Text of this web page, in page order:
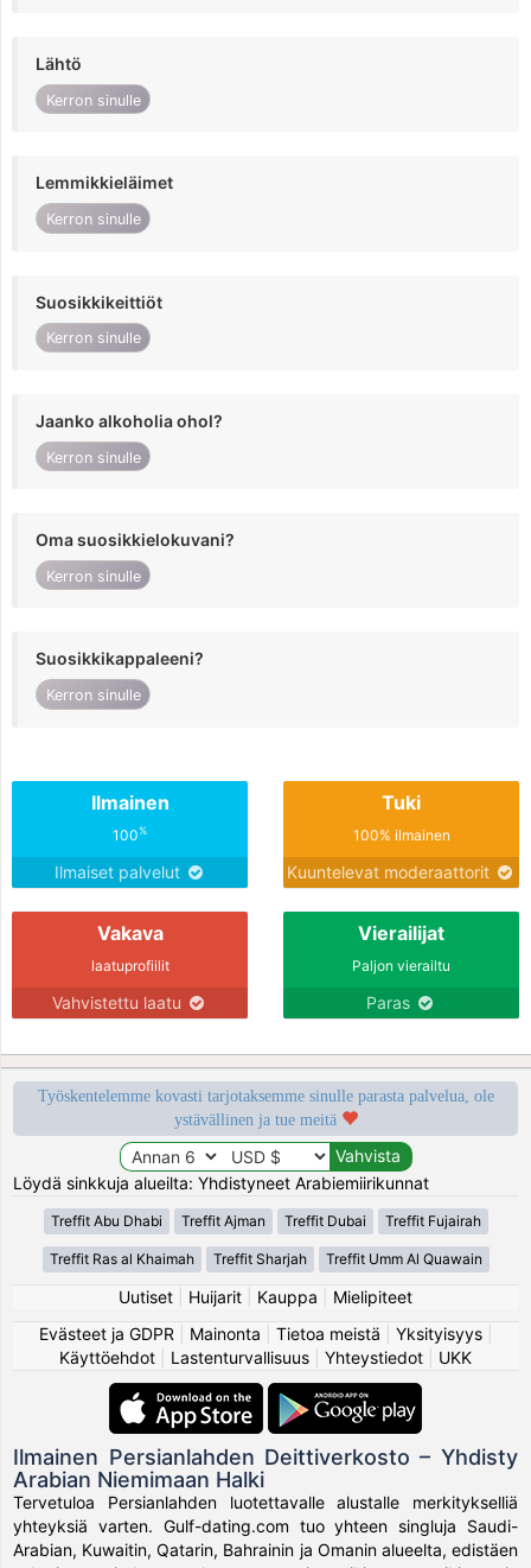
Lähtö
Kerron sinulle
Lemmikkieläimet
Kerron sinulle
Suosikkikeittiöt
Kerron sinulle
Jaanko alkoholia ohol?
Kerron sinulle
Oma suosikkielokuvani?
Kerron sinulle
Suosikkikappaleeni?
Kerron sinulle
Ilmainen
100%
Ilmaiset palvelut
Tuki
100% ilmainen
Kuuntelevat moderaattorit
Vakava
laatuprofiilit
Vahvistettu laatu
Vierailijat
Paljon vierailtu
Paras
Työskentelemme kovasti tarjotaksemme sinulle parasta palvelua, ole
ystävällinen ja tue meitä
Löydä sinkkuja alueilta: Yhdistyneet Arabiemiirikunnat
Treffit Abu Dhabi Treffit Ajman Treffit Dubai Treffit Fujairah
Treffit Ras al Khaimah Treffit Sharjah Treffit Umm Al Quawain
Uutiset Huijarit Kauppa
Mielipiteet
Evästeet ja GDPR
Mainonta Tietoa meistä Yksityisyys|
Käyttöehdot
Lastenturvallisuus Yhteystiedot UKK
Ilmainen Persianlahden Deittiverkosto – Yhdisty
Arabian Niemimaan Halki
Tervetuloa Persianlahden luotettavalle alustalle merkitykselliä
yhteyksiä varten. Gulf-dating.com tuo yhteen singluja Saudi-
Arabian, Kuwaitin, Qatarin, Bahrainin ja Omanin alueelta, edistäen